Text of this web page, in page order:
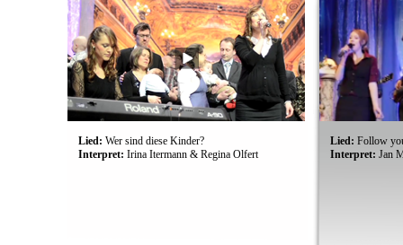
Lied: Wer sind diese Kinder?
Interpret: Irina Itermann & Regina Olfert
Lied: Follow
Interpret: Jan